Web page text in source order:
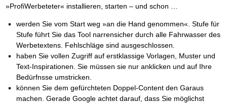
»ProfiWerbeteter« installieren, starten – und schon …
werden Sie vom Start weg »an die Hand genommen«. Stufe für
Stufe führt Sie das Tool narrensicher durch alle Fahrwasser des
Werbetextens. Fehlschläge sind ausgeschlossen.
haben Sie vollen Zugriff auf erstklassige Vorlagen, Muster und
Text-Inspirationen. Sie müssen sie nur anklicken und auf Ihre
Bedürfnsse umstricken.
können Sie dem gefürchteten Doppel-Content den Garaus
machen. Gerade Google achtet darauf, dass Sie möglichst